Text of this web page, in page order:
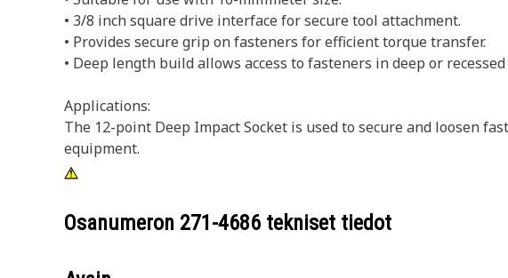
• 3/8 inch square drive interface for secure tool attachment.
• Provides secure grip on fasteners for efficient torque transfer.
• Deep length build allows access to fasteners in deep or recessed
Applications:
The 12-point Deep Impact Socket is used to secure and loosen
equipment.
Osanumeron 271-4686 tekniset tiedot